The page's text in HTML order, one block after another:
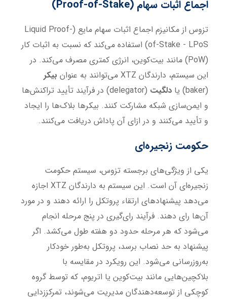
اجماع اثبات سهام (Proof-of-Stake)
تزوس از مکانیزم اجماع اثبات سهام مایع (Liquid Proof-
of-Stake - LPoS) استفاده می‌کند که نسبت به اثبات کار
(PoW) مانند بیت‌کوین، انرژی کمتری مصرف می‌کند. در
این سیستم، دارندگان XTZ می‌توانند به عنوان
بیکر
(baker) یا
دلگیت
(delegator) در فرآیند تأیید تراکنش‌ها
و ایمن‌سازی شبکه مشارکت کنند. بیکرها بلاک‌ها را ایجاد
و تأیید می‌کنند و در ازای آن پاداش دریافت می‌کنند.
حکومت زنجیره‌ای
یکی از ویژگی‌های برجسته تزوس، سیستم حکومت
زنجیره‌ای آن است. این سیستم به دارندگان XTZ اجازه
می‌دهد پیشنهادهای ارتقاء پروتکل را ارائه دهند و در مورد
آن‌ها رای دهند. فرآیند رای‌گیری در پنج مرحله انجام
می‌شود که هر مرحله حدود دو هفته طول می‌کشد. اگر
پیشنهاد به حد نصاب برسد، پروتکل به‌طور خودکار
به‌روزرسانی می‌شود. این رویکرد در مقایسه با
بلاکچین‌هایی مانند بیت‌کوین یا اتریوم، که توسط گروه
کوچکی از توسعه‌دهندگان مدیریت می‌شوند، تمرکززدایی